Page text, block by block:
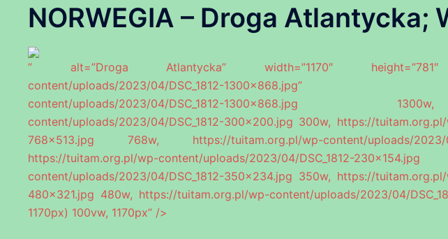
NORWEGIA – Droga Atlantycka;
” alt=”Droga Atlantycka” width=”1170″ height=”781″
content/uploads/2023/04/DSC_1812-1300×868.jpg” data-
content/uploads/2023/04/DSC_1812-1300×868.jpg
content/uploads/2023/04/DSC_1812-300×200.jpg 300w, https://
768×513.jpg 768w, https://tuitam.org.pl/wp-content/uploads/2023/
https://tuitam.org.pl/wp-content/uploads/2023/04/DSC_1812-
content/uploads/2023/04/DSC_1812-350×234.jpg 350w, https://
480×321.jpg 480w, https://tuitam.org.pl/wp-content/uploads/2023/04/
1170px) 100vw, 1170px” />